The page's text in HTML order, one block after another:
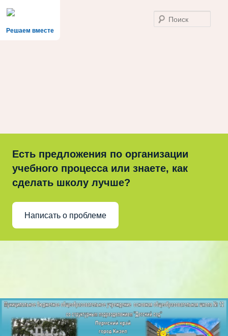
Решаем вместе
Есть предложения по организации
учебного процесса или знаете, как
сделать школу лучше?
Написать о проблеме